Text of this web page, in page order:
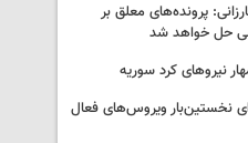
پرونده‌های معلق بر
حل خواهد شد
نیروهای کرد سوریه
نخستین‌بار ویروس‌های فعال